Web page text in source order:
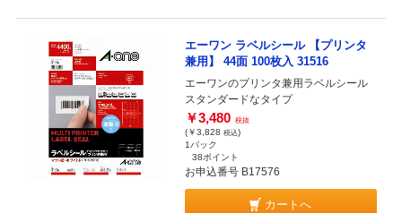
エーワン ラベルシール 【プリンタ
兼用】 44面 100枚入 31516
エーワンのプリンタ兼用ラベルシール
スタンダードなタイプ
￥3,480 税抜
(￥3,828 税込)
1パック
38ポイント
お申込番号 B17576
カートへ